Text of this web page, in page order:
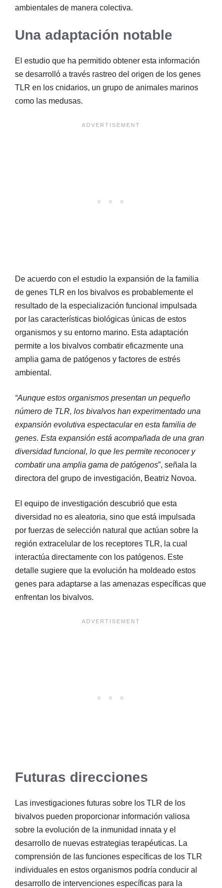
ambientales de manera colectiva.
Una adaptación notable
El estudio que ha permitido obtener esta información
se desarrolló a través rastreo del origen de los genes
TLR en los cnidarios, un grupo de animales marinos
como las medusas.
De acuerdo con el estudio la expansión de la familia
de genes TLR en los bivalvos es probablemente el
resultado de la especialización funcional impulsada
por las características biológicas únicas de estos
organismos y su entorno marino. Esta adaptación
permite a los bivalvos combatir eficazmente una
amplia gama de patógenos y factores de estrés
ambiental.
“Aunque estos organismos presentan un pequeño
número de TLR, los bivalvos han experimentado una
expansión evolutiva espectacular en esta familia de
genes. Esta expansión está acompañada de una gran
diversidad funcional, lo que les permite reconocer y
combatir una amplia gama de patógenos”, señala la
directora del grupo de investigación, Beatriz Novoa.
El equipo de investigación descubrió que esta
diversidad no es aleatoria, sino que está impulsada
por fuerzas de selección natural que actúan sobre la
región extracelular de los receptores TLR, la cual
interactúa directamente con los patógenos. Este
detalle sugiere que la evolución ha moldeado estos
genes para adaptarse a las amenazas específicas que
enfrentan los bivalvos.
Futuras direcciones
Las investigaciones futuras sobre los TLR de los
bivalvos pueden proporcionar información valiosa
sobre la evolución de la inmunidad innata y el
desarrollo de nuevas estrategias terapéuticas. La
comprensión de las funciones específicas de los TLR
individuales en estos organismos podría conducir al
desarrollo de intervenciones específicas para la